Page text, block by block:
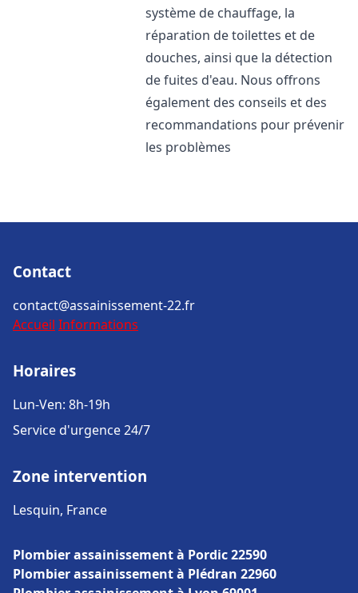
système de chauffage, la
réparation de toilettes et de
douches, ainsi que la détection
de fuites d'eau. Nous offrons
également des conseils et des
recommandations pour prévenir
les problèmes
Contact
contact@assainissement-22.fr
Accueil Informations
Horaires
Lun-Ven: 8h-19h
Service d'urgence 24/7
Zone intervention
Lesquin, France
Plombier assainissement à Pordic 22590
Plombier assainissement à Plédran 22960